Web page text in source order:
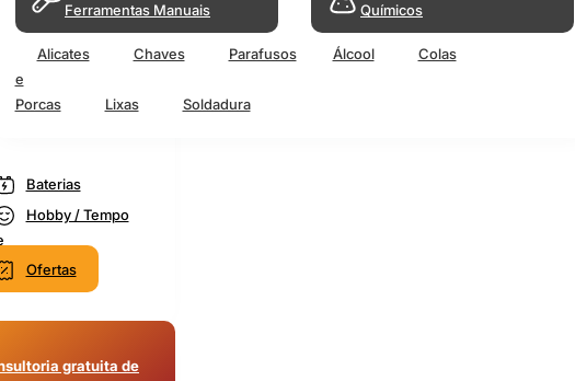
Ferramentas Manuais
Alicates Chaves
Parafusos
e
Porcas
Lixas Soldadura
Químicos
Álcool Colas
Baterias
Hobby / Tempo
Ofertas
gratuita de